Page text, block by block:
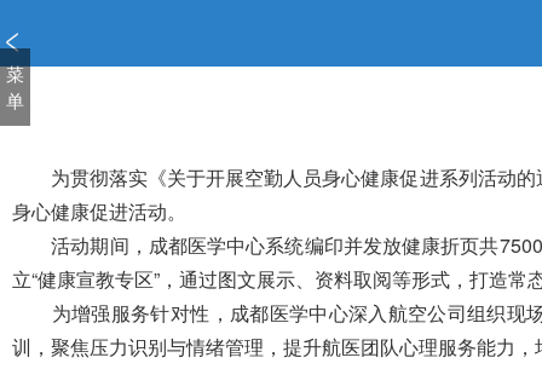
菜
单
为贯彻落实《关于开展空勤人员身心健康促进系列活动
身心健康促进活动。
活动期间，成都医学中心系统编印并发放健康折页共
立“健康宣教专区”，通过图文展示、资料取阅等形式，打造常
为增强服务针对性，成都医学中心深入航空公司组织
训，聚焦压力识别与情绪管理，提升航医团队心理服务能力
窗
口
打
碍
说
页
Alt